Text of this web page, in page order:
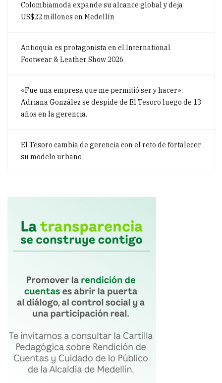
Colombiamoda expande su alcance global y deja
US$22 millones en Medellín
Antioquia es protagonista en el International
Footwear & Leather Show 2026
«Fue una empresa que me permitió ser y hacer»:
Adriana González se despide de El Tesoro luego de 13
años en la gerencia.
El Tesoro cambia de gerencia con el reto de fortalecer
su modelo urbano